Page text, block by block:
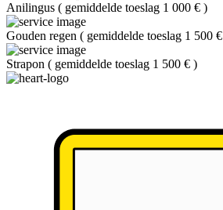
Anilingus ( gemiddelde toeslag 1 000 € )
Gouden regen ( gemiddelde toeslag 1 500 €
Strapon ( gemiddelde toeslag 1 500 € )